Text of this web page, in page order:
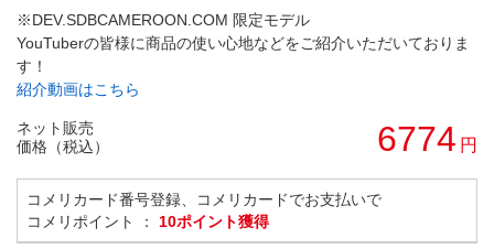
※DEV.SDBCAMEROON.COM 限定モデル
YouTuberの皆様に商品の使い心地などをご紹介いただいておりま
す！
紹介動画はこちら
ネット販売
価格（税込）
6774 円
コメリカード番号登録、コメリカードでお支払いで
コメリポイント ： 10ポイント獲得